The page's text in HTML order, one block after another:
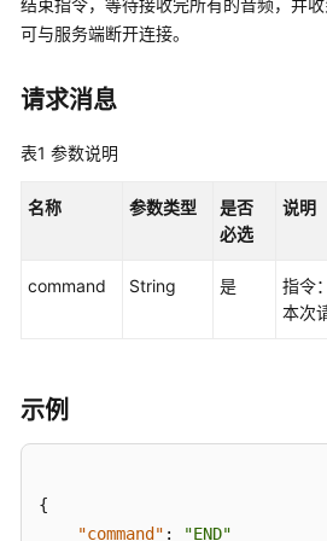
公
告
产
介
入
指
南
SDK
结束指令，等待接收完所有的音频，并
可与服务端断开连接。
请求消息
表1 参数说明
名称 参数类型
是否
必选
说明
command String 是
指令
本次
示例
{
"command" : "END"